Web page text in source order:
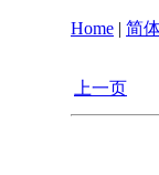
Home | 简
上一页